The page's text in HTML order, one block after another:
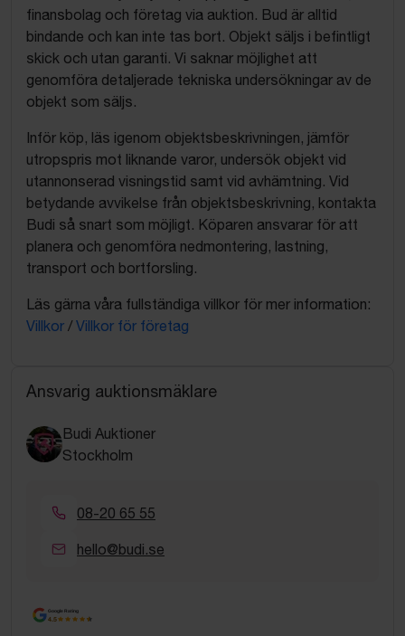
finansbolag och företag via auktion. Bud är alltid
bindande och kan inte tas bort. Objekt säljs i befintligt
skick och utan garanti. Vi saknar möjlighet att
genomföra detaljerade tekniska undersökningar av de
objekt som säljs.
Inför köp, läs igenom objektsbeskrivningen, jämför
utropspris mot liknande varor, undersök objekt vid
utannonserad visningstid samt vid avhämtning. Vid
betydande avvikelse från objektsbeskrivning, kontakta
Budi så snart som möjligt. Köparen ansvarar för att
planera och genomföra nedmontering, lastning,
transport och bortforsling.
Läs gärna våra fullständiga villkor för mer information:
Villkor / Villkor för företag
Ansvarig auktionsmäklare
Budi Auktioner
Stockholm
08-20 65 55
hello@budi.se
Google Rating
4.5